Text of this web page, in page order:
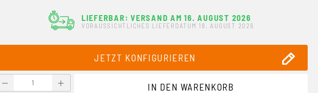
LIEFERBAR: VERSAND AM 16. AUGUST 2026
VORAUSSICHTLICHES LIEFERDATUM 18. AUGUST 2026
JETZT KONFIGURIEREN
Produkt Anzahl: Gib den gewünschten Wert ein oder benutze die Schaltflächen
IN DEN WARENKORB